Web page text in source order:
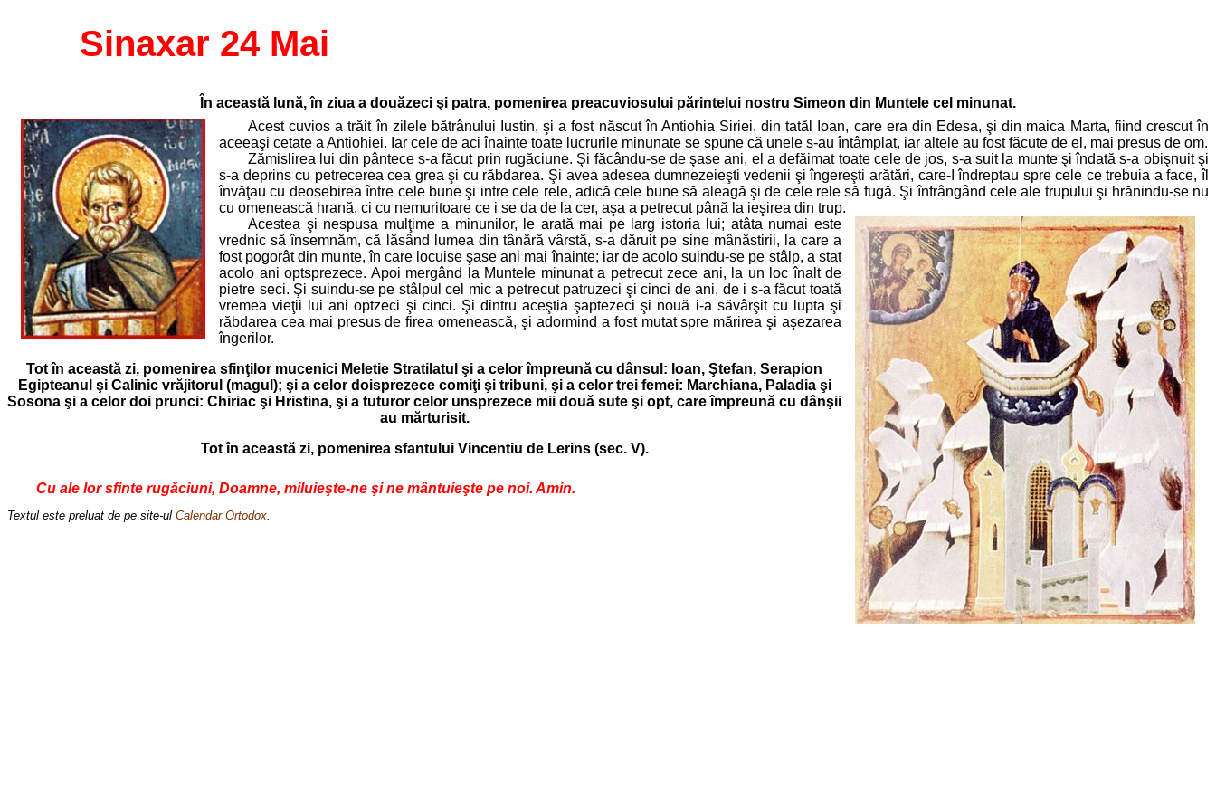
Sinaxar 24 Mai
În această lună, în ziua a douăzeci şi patra, pomenirea preacuviosului părintelui nostru Simeon din Muntele cel minunat.
Acest cuvios a trăit în zilele bătrânului Iustin, şi a fost născut în Antiohia Siriei, din tatăl Ioan, care era din Edesa, şi din maica Marta, fiind crescut în
aceeaşi cetate a Antiohiei. Iar cele de aci înainte toate lucrurile minunate se spune că unele s-au întâmplat, iar altele au fost făcute de el, mai presus de om.
Zămislirea lui din pântece s-a făcut prin rugăciune. Şi făcându-se de şase ani, el a defăimat toate cele de jos, s-a suit la munte şi îndată s-a obişnuit şi
s-a deprins cu petrecerea cea grea şi cu răbdarea. Şi avea adesea dumnezeieşti vedenii şi îngereşti arătări, care-I îndreptau spre cele ce trebuia a face, îl
învăţau cu deosebirea între cele bune şi intre cele rele, adică cele bune să aleagă şi de cele rele să fugă. Şi înfrângând cele ale trupului şi hrănindu-se nu
cu omenească hrană, ci cu nemuritoare ce i se da de la cer, aşa a petrecut până la ieşirea din trup.
Acestea şi nespusa mulţime a minunilor, le arată mai pe larg istoria lui; atâta numai este
vrednic să însemnăm, că lăsând lumea din tânără vârstă, s-a dăruit pe sine mânăstirii, la care a
fost pogorât din munte, în care locuise şase ani mai înainte; iar de acolo suindu-se pe stâlp, a stat
acolo ani optsprezece. Apoi mergând la Muntele minunat a petrecut zece ani, la un loc înalt de
pietre seci. Şi suindu-se pe stâlpul cel mic a petrecut patruzeci şi cinci de ani, de i s-a făcut toată
vremea vieţii lui ani optzeci şi cinci. Şi dintru aceştia şaptezeci şi nouă i-a săvârşit cu lupta şi
răbdarea cea mai presus de firea omenească, şi adormind a fost mutat spre mărirea şi aşezarea
îngerilor.
Tot în această zi, pomenirea sfinţilor mucenici Meletie Stratilatul şi a celor împreună cu dânsul: Ioan, Ştefan, Serapion
Egipteanul şi Calinic vrăjitorul (magul); şi a celor doisprezece comiţi şi tribuni, şi a celor trei femei: Marchiana, Paladia şi
Sosona şi a celor doi prunci: Chiriac şi Hristina, şi a tuturor celor unsprezece mii două sute şi opt, care împreună cu dânşii
au mărturisit.
Tot în această zi, pomenirea sfantului Vincentiu de Lerins (sec. V).
Cu ale lor sfinte rugăciuni, Doamne, miluieşte-ne şi ne mântuieşte pe noi. Amin.
Textul este preluat de pe site-ul Calendar Ortodox.